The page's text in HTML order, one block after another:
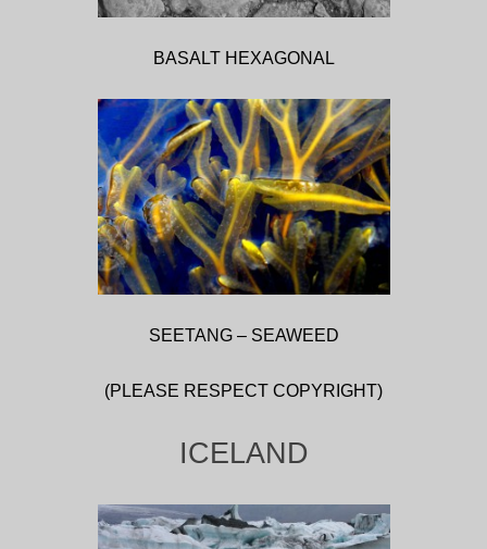
BASALT HEXAGONAL
SEETANG – SEAWEED
(PLEASE RESPECT COPYRIGHT)
ICELAND